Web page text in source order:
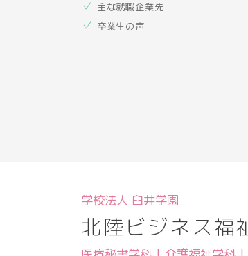
主な就職企業先
卒業生の声
学校法人 臼井学園
北陸ビジネス福